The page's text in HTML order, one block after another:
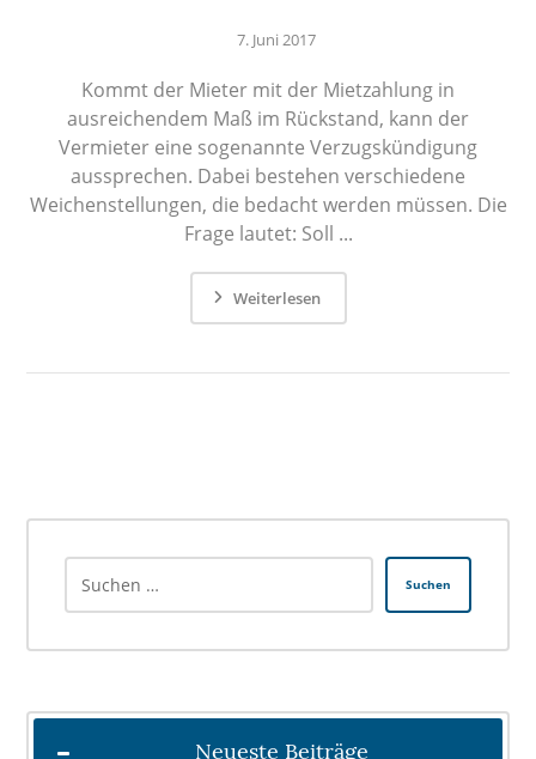
7. Juni 2017
Kommt der Mieter mit der Mietzahlung in
ausreichendem Maß im Rückstand, kann der
Vermieter eine sogenannte Verzugskündigung
aussprechen. Dabei bestehen verschiedene
Weichenstellungen, die bedacht werden müssen. Die
Frage lautet: Soll ...
Weiterlesen
Suchen
Neueste Beiträge